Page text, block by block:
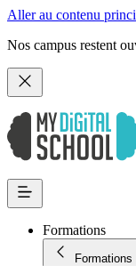
Aller au contenu
Nos campus restent
Formations
Formations